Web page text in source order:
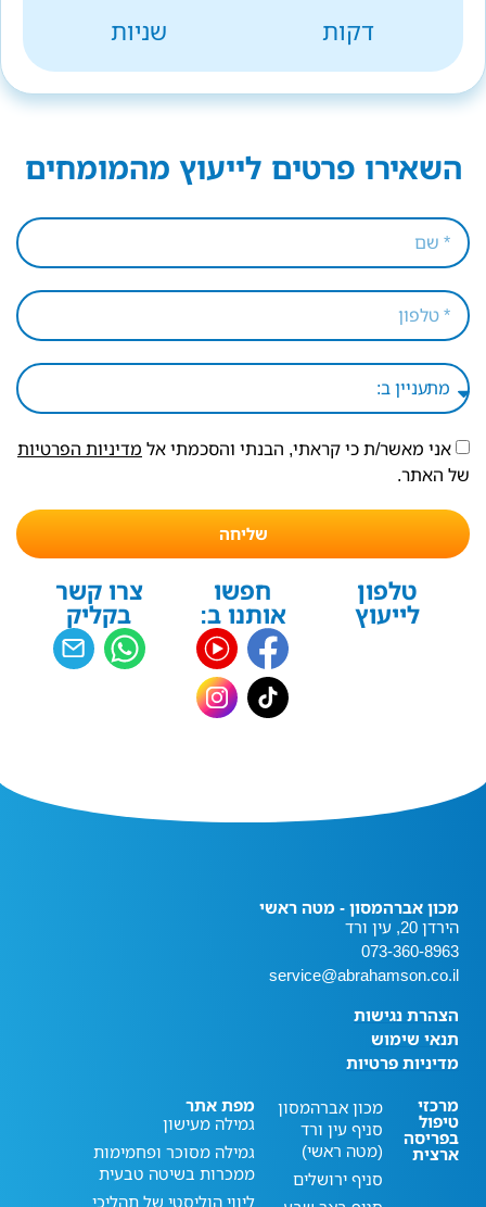
דקות שניות
השאירו פרטים לייעוץ מהמומחים
אני מאשר/ת כי קראתי, הבנתי והסכמתי אל מדיניות הפרטיות
של האתר.
שליחה
טלפון
לייעוץ
חפשו
אותנו ב:
צרו קשר
בקליק
מכון אברהמסון - מטה ראשי
הירדן 20, עין ורד
073-360-8963
service@abrahamson.co.il
הצהרת נגישות
תנאי שימוש
מדיניות פרטיות
מרכזי
טיפול
בפריסה
ארצית
מכון אברהמסון
סניף עין ורד
(מטה ראשי)
סניף ירושלים
מפת אתר
גמילה מעישון
גמילה מסוכר ופחמימות
ממכרות בשיטה טבעית
ליווי הוליסטי של תהליכי